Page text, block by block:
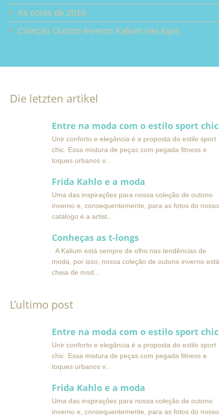
As cores de 2016
Coleção Outono Inverno Kalium nas lojas
Die letzten artikel
Entre na moda com o estilo sport chic
Unir conforto e elegância é a proposta do estilo sport
chic. Essa mistura de peças com pegada fitness e
toques urbanos v
Frida Kahlo e a moda
Uma das inspirações para nossa coleção de outono
inverno e, consequentemente, para as fotos do nosso
catálogo é a artist
Conheças as t-longs
A Kalium está sempre de olho nas tendências de
moda, por isso, nossa coleção de outono inverno está
cheia de mod
L’ultimo post
Entre na moda com o estilo sport chic
Unir conforto e elegância é a proposta do estilo sport
chic. Essa mistura de peças com pegada fitness e
toques urbanos v
Frida Kahlo e a moda
Uma das inspirações para nossa coleção de outono
inverno e, consequentemente, para as fotos do nosso